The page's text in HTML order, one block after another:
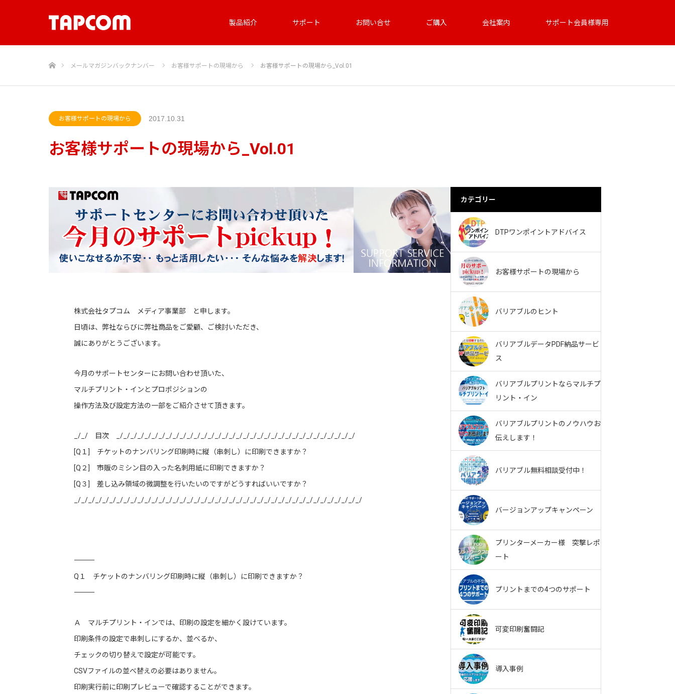
製品紹介 サポート お問い合せ ご購入 会社案内 サポート会員様専用
メールマガジンバックナンバー お客様サポートの現場から お客様サポートの現場から_Vol.01
お客様サポートの現場から 2017.10.31
お客様サポートの現場から_Vol.01
株式会社タプコム メディア事業部 と申します。
日頃は、弊社ならびに弊社商品をご愛顧、ご検討いただき、
誠にありがとうございます。
今月のサポートセンターにお問い合わせ頂いた、
マルチプリント・インとプロポジションの
操作方法及び設定方法の一部をご紹介させて頂きます。
_/_/ 目次 _/_/_/_/_/_/_/_/_/_/_/_/_/_/_/_/_/_/_/_/_/_/_/_/_/_/_/_/_/_/_/_/_/_/
[Q１] チケットのナンバリング印刷時に縦（串刺し）に印刷できますか？
[Q２] 市販のミシン目の入った名刺用紙に印刷できますか？
[Q３] 差し込み領域の微調整を行いたいのですがどうすればいいですか？
_/_/_/_/_/_/_/_/_/_/_/_/_/_/_/_/_/_/_/_/_/_/_/_/_/_/_/_/_/_/_/_/_/_/_/_/_/_/_/_/_/
―――――――――――――――――――――――――――――――――――
Q１ チケットのナンバリング印刷時に縦（串刺し）に印刷できますか？
―――――――――――――――――――――――――――――――――――
Ａ マルチプリント・インでは、印刷の設定を細かく設けています。
印刷条件の設定で串刺しにするか、並べるか、
チェックの切り替えで設定が可能です。
CSVファイルの並べ替えの必要はありません。
印刷実行前に印刷プレビューで確認することができます。
カテゴリー
DTPワンポイントアドバイス
お客様サポートの現場から
バリアブルのヒント
バリアブルデータPDF納品サービ
ス
バリアブルプリントならマルチプ
リント・イン
バリアブルプリントのノウハウお
伝えします！
バリアブル無料相談受付中！
バージョンアップキャンペーン
プリンターメーカー様 突撃レポ
ート
プリントまでの4つのサポート
可変印刷奮闘記
導入事例